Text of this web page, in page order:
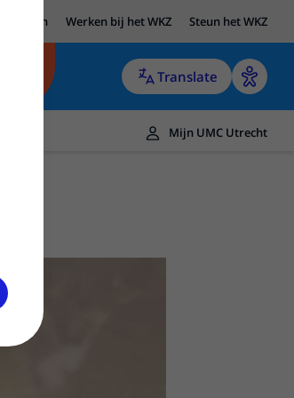
Research Werken bij het WKZ Steun het WKZ
Translate
Mijn UMC Utrecht